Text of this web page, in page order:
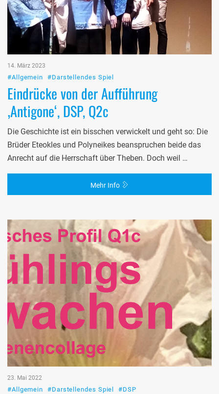
14. März 2023
#Allgemein #Darstellendes Spiel
Eindrücke von der Aufführung
‚Antigone‘, DSP, Q2c
Die Geschichte ist ein bisschen verwickelt und geht so: Die
Brüder Eteokles und Polyneikes beanspruchen beide das
Anrecht auf die Herrschaft über Theben. Doch weil …
Mehr Info
23. Mai 2022
#Allgemein #Darstellendes Spiel #DSP